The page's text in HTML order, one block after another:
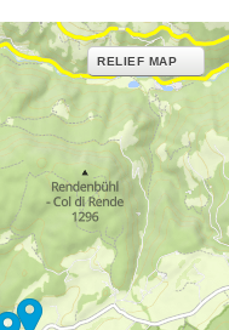
RELIEF MAP